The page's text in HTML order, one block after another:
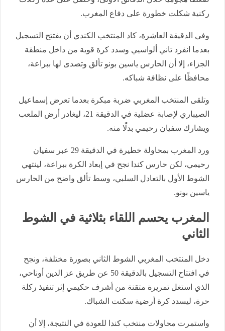
ركنية شكلت خطورة على دفاع المغرب.
وفي الدقيقة العاشرة، كاد المنتخب الكندي أن يفتتح التسجيل
بعدما انفرد تاني ألواسيي وسدد كرة قوية من داخل منطقة
الجزاء، إلا أن الحارس ياسين بونو تألق وتصدى لها ببراعة،
محافظًا على نظافة شباكه.
وتلقى المنتخب المغربي ضربة مبكرة بعدما تعرض إسماعيل
الصيباري لإصابة عضلية في الدقيقة 21، ليغادر أرض الملعب
ويشارك سفيان رحيمي بدلًا منه.
ورد المغرب بمحاولة خطيرة في الدقيقة 29 عبر سفيان
رحيمي، لكن حارس كندا نجح في إبعاد الكرة ببراعة، لينتهي
الشوط الأول بالتعادل السلبي، وسط تألق واضح من الحارس
ياسين بونو.
المغرب يحسم اللقاء بثلاثية في الشوط
الثاني
دخل المنتخب المغربي الشوط الثاني بصورة مختلفة، ونجح
في افتتاح التسجيل بالدقيقة 50 عن طريق عز الدين أوناحي،
الذي استغل تمريرة متقنة من أشرف حكيمي إثر تنفيذ ركلة
حرة، ليسدد كرة أرضية سكنت الشباك.
واستمرت محاولات منتخب كندا للعودة في النتيجة، إلا أن